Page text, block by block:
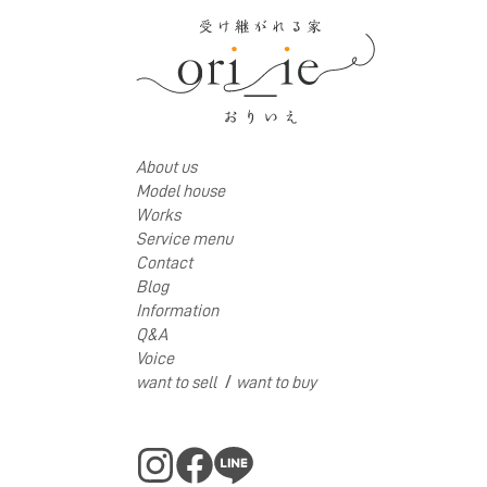
About us
Model house
Works
Service menu
Contact
Blog
Information
Q&A
Voice
want to sell / want to buy